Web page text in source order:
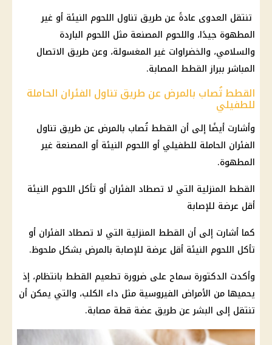
تنتقل العدوى عادةً عن طريق تناول اللحوم النيئة أو غير
المطهوة جيدًا، واللحوم المصنعة مثل اللحوم الباردة
والسلامي، والخضراوات غير المغسولة، وعن طريق الاتصال
المباشر ببراز القطط المصابة.
القطط تُصاب بالمرض عن طريق تناول الفئران الحاملة
للطفيلي
وأشارت أيضًا إلى أن القطط تُصاب بالمرض عن طريق تناول
الفئران الحاملة للطفيلي أو اللحوم النيئة أو المصنعة غير
المطهوة.
القطط المنزلية التي لا تصطاد الفئران أو تأكل اللحوم النيئة
أقل عرضة للإصابة
كما أشارت إلى أن القطط المنزلية التي لا تصطاد الفئران أو
تأكل اللحوم النيئة أقل عرضة للإصابة بالمرض بشكل ملحوظ.
وأكدت الدكتورة سماح على ضرورة تطعيم القطط بانتظام، إذ
يحميها من الأمراض الفيروسية مثل داء الكلب، والتي يمكن أن
تنتقل إلى البشر عن طريق عضة قطة مصابة.